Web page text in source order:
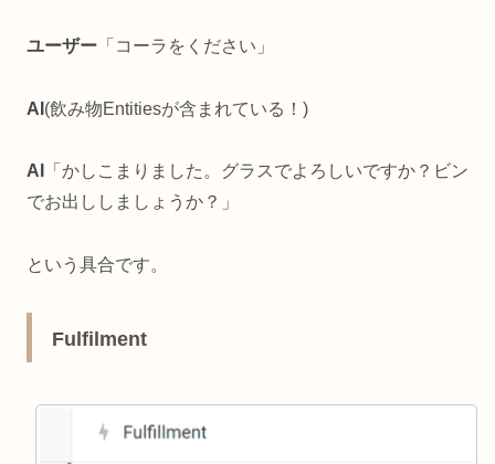
ユーザー 「コーラをください」
AI (飲み物Entitiesが含まれている！)
AI
「かしこまりました。グラスでよろしいですか？ビン
でお出ししましょうか？」
という具合です。
Fulfilment